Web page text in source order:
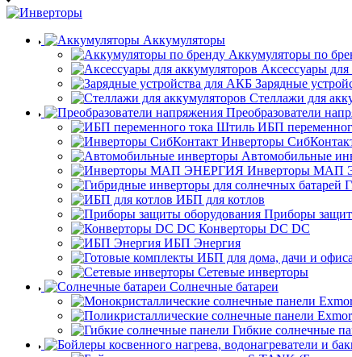
Аккумуляторы
Аккумуляторы по
Аксессуары для
Зарядные
Стеллажи для
Преобразователи
ИБП
Инверторы
Автомобильные
Инверторы МАП
ИБП для котлов
Приборы
Конверторы DC DC
ИБП Энергия
Сетевые инверторы
Солнечные батареи
Гибкие солнечные